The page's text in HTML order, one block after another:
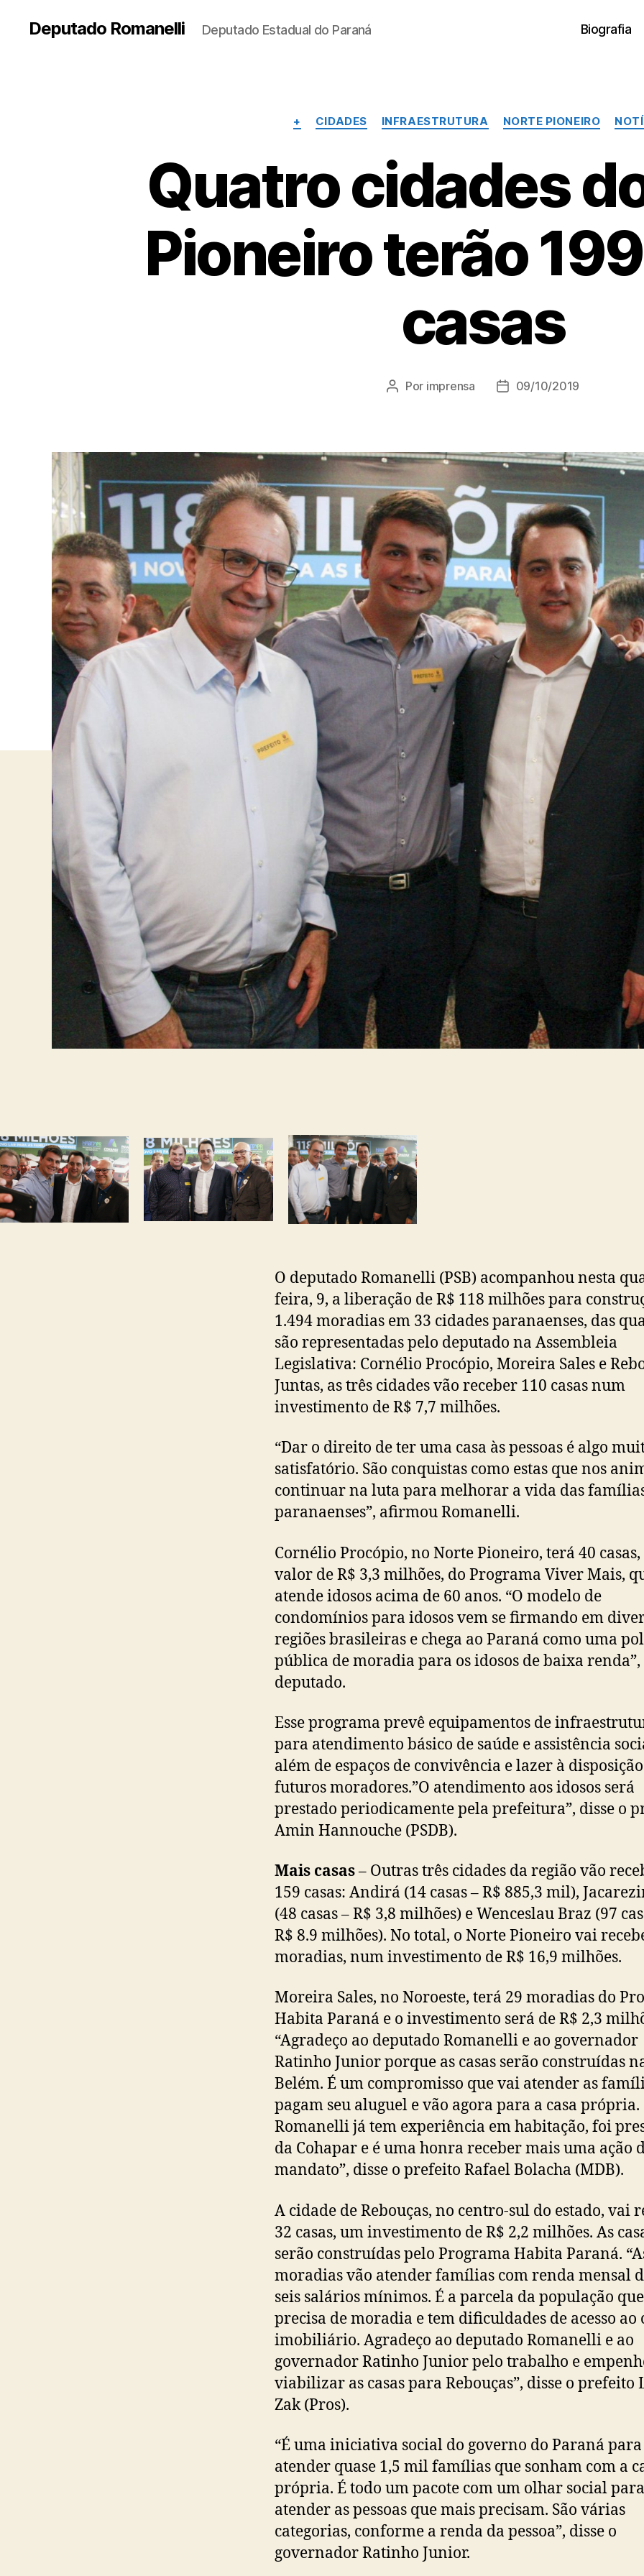
Deputado Romanelli Deputado Estadual do Paraná Biografia
Categorias
+ CIDADES INFRAESTRUTURA NORTE PIONEIRO
Quatro cidades
Pioneiro terão
casas
Autor
Por imprensa
Data09/10/2019
O deputado Romanelli (PSB) acompanhou nesta
feira, 9, a liberação de R$ 118 milhões para
1.494 moradias em 33 cidades paranaenses, das
são representadas pelo deputado na Assembleia
Legislativa: Cornélio Procópio, Moreira Sales e
Juntas, as três cidades vão receber 110 casas num
investimento de R$ 7,7 milhões.
“Dar o direito de ter uma casa às pessoas é algo
satisfatório. São conquistas como estas que nos
continuar na luta para melhorar a vida das
paranaenses”, afirmou Romanelli.
Cornélio Procópio, no Norte Pioneiro, terá 40
valor de R$ 3,3 milhões, do Programa Viver Mais,
atende idosos acima de 60 anos. “O modelo de
condomínios para idosos vem se firmando em
regiões brasileiras e chega ao Paraná como uma
pública de moradia para os idosos de baixa renda”,
deputado.
Esse programa prevê equipamentos de
para atendimento básico de saúde e assistência
além de espaços de convivência e lazer à
futuros moradores.”O atendimento aos idosos será
prestado periodicamente pela prefeitura”, disse o
Amin Hannouche (PSDB).
Mais casas– Outras três cidades da região vão
159 casas: Andirá (14 casas – R$ 885,3 mil),
(48 casas – R$ 3,8 milhões) e Wenceslau Braz (97
R$ 8.9 milhões). No total, o Norte Pioneiro vai
moradias, num investimento de R$ 16,9 milhões.
Moreira Sales, no Noroeste, terá 29 moradias do
Habita Paraná e o investimento será de R$ 2,3
“Agradeço ao deputado Romanelli e ao governador
Ratinho Junior porque as casas serão construídas
Belém. É um compromisso que vai atender as
pagam seu aluguel e vão agora para a casa própria.
Romanelli já tem experiência em habitação, foi
da Cohapar e é uma honra receber mais uma ação
mandato”, disse o prefeito Rafael Bolacha (MDB).
A cidade de Rebouças, no centro-sul do estado, vai
32 casas, um investimento de R$ 2,2 milhões. As
serão construídas pelo Programa Habita Paraná.
moradias vão atender famílias com renda mensal
seis salários mínimos. É a parcela da população
precisa de moradia e tem dificuldades de acesso ao
imobiliário. Agradeço ao deputado Romanelli e ao
governador Ratinho Junior pelo trabalho e
viabilizar as casas para Rebouças”, disse o prefeito
Zak (Pros).
“É uma iniciativa social do governo do Paraná para
atender quase 1,5 mil famílias que sonham com a
própria. É todo um pacote com um olhar social para
atender as pessoas que mais precisam. São várias
categorias, conforme a renda da pessoa”, disse o
governador Ratinho Junior.